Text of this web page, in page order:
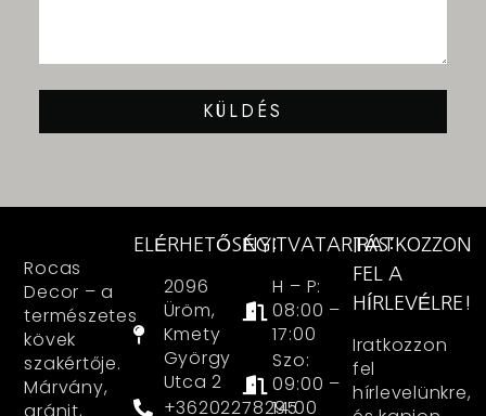
KÜLDÉS
Rocas
Decor – a
természetes
kövek
szakértője.
Márvány,
ELÉRHETŐSÉG:
2096
Üröm,
Kmety
György
Utca 2
+36202278295
NYITVATARTÁS:
H – P:
08:00 –
17:00
Szo:
09:00 –
14:00
IRATKOZZON
FEL A
HÍRLEVÉLRE!
Iratkozzon
fel
hírlevelünkre,